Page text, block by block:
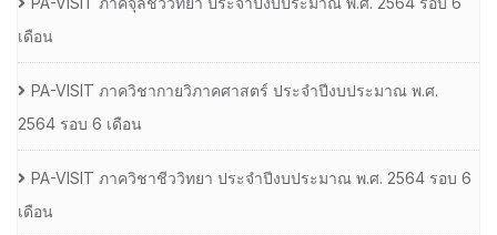
เดือน
PA-VISIT ภาควิชากายวิภาคศาสตร์ ประจำปีงบประมาณ พ.ศ.
2564 รอบ 6 เดือน
PA-VISIT ภาควิชาชีววิทยา ประจำปีงบประมาณ พ.ศ. 2564 รอบ 6
เดือน